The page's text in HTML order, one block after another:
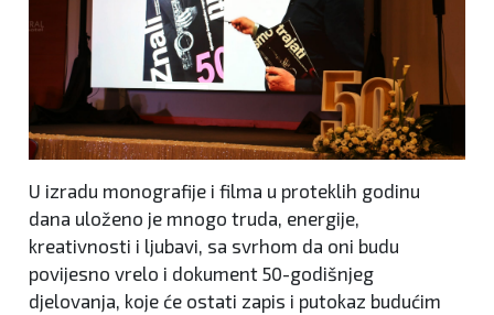
U izradu monografije i filma u proteklih godinu
dana uloženo je mnogo truda, energije,
kreativnosti i ljubavi, sa svrhom da oni budu
povijesno vrelo i dokument 50-godišnjeg
djelovanja, koje će ostati zapis i putokaz budućim